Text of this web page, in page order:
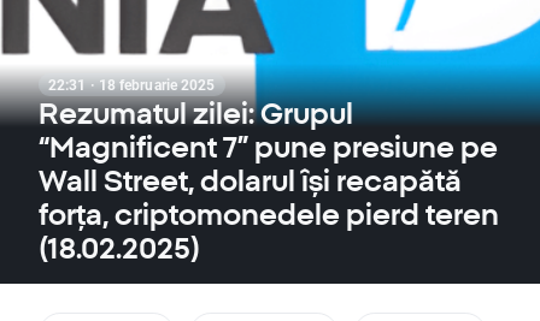
22:31 · 18 februarie 2025
Rezumatul zilei: Grupul
“Magnificent 7” pune presiune pe
Wall Street, dolarul își recapătă
forța, criptomonedele pierd teren
(18.02.2025)